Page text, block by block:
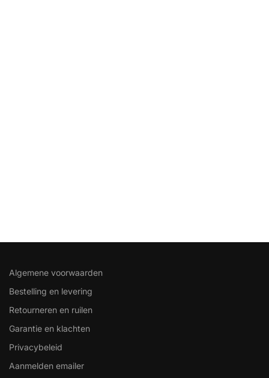
Algemene voorwaarden
Bestelling en levering
Retourneren en ruilen
Garantie en klachten
Privacybeleid
Aanmelden emailer